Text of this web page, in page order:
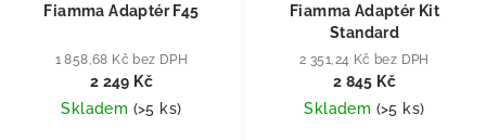
Fiamma Adaptér F45
1 858,68 Kč bez DPH
2 249 Kč
Skladem (>5 ks)
Fiamma Adaptér Kit
Standard
2 351,24 Kč bez DPH
2 845 Kč
Skladem (>5 ks)